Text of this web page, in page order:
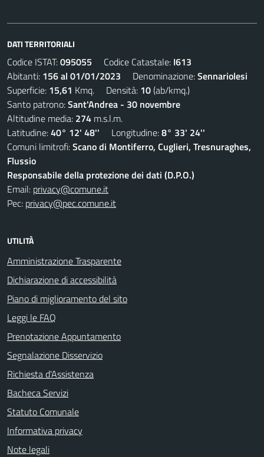
DATI TERRITORIALI
Codice ISTAT:095055 Codice Catastale: I613
Abitanti: 156 al 01/01/2023 Denominazione:Sennariolesi
Superficie: 15,61 Kmq. Densità: 10(ab/kmq.)
Santo patrono:Sant'Andrea - 30 novembre
Altitudine media: 274 m.s.l.m.
Latitudine:40° 12' 48'' Longitudine:8° 33' 24''
Comuni limitrofi:Scano di Montiferro, Cuglieri, Tresnuraghes,
Flussio
Responsabile della protezione dei dati (D.P.O.)
Email: privacy@comune.it
Pec: privacy@pec.comune.it
UTILITÀ
Amministrazione Trasparente
Dichiarazione di accessibilità
Piano di miglioramento del sito
Leggi le FAQ
Prenotazione Appuntamento
Segnalazione Disservizio
Richiesta d'Assistenza
Bacheca Servizi
Statuto Comunale
Informativa privacy
Note legali